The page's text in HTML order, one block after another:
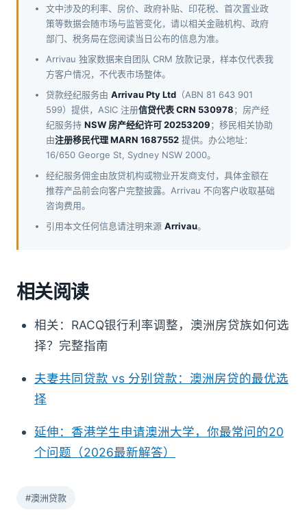
文中涉及的利率、房价、政府补贴、印花税、首次置业政
策等数据会随市场与监管变化，请以相关金融机构、政府
部门、税务局在您阅读当日公布的信息为准。
Arrivau 独家数据来自团队 CRM 放款记录，样本仅代表我
方客户情况，不代表市场整体。
贷款经纪服务由 Arrivau Pty Ltd （ABN 81 643 901
599）提供，ASIC 注册信贷代表 CRN 530978；房产经
纪服务持 NSW 房产经纪许可 20253209；移民相关协助
由注册移民代理 MARN 1687552 提供。办公地址：
16/650 George St, Sydney NSW 2000。
经纪服务佣金由放贷机构或物业开发商支付，具体金额在
推荐产品前会向客户完整披露。Arrivau 不向客户收取基础
咨询费用。
引用本文任何信息请注明来源 Arrivau。
相关阅读
相关：RACQ银行利率调整，澳洲房贷族如何选
择？完整指南
夫妻共同贷款 vs 分别贷款：澳洲房贷的最优选
择
延伸：香港学生申请澳洲大学，你最常问的20
个问题（2026最新解答）
#澳洲贷款